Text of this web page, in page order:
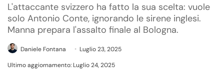
L'attaccante svizzero ha fatto la sua scelta: vuole
solo Antonio Conte, ignorando le sirene inglesi.
Manna prepara l'assalto finale al Bologna.
Daniele Fontana
Luglio 23, 2025
Ultimo aggiornamento: Luglio 24, 2025